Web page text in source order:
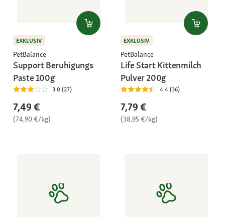
EXKLUSIV
PetBalance
Support Beruhigungs
Paste 100g
3.0 (27)
7,49 €
(74,90 €/kg)
EXKLUSIV
PetBalance
Life Start Kittenmilch
Pulver 200g
4.4 (36)
7,79 €
(38,95 €/kg)